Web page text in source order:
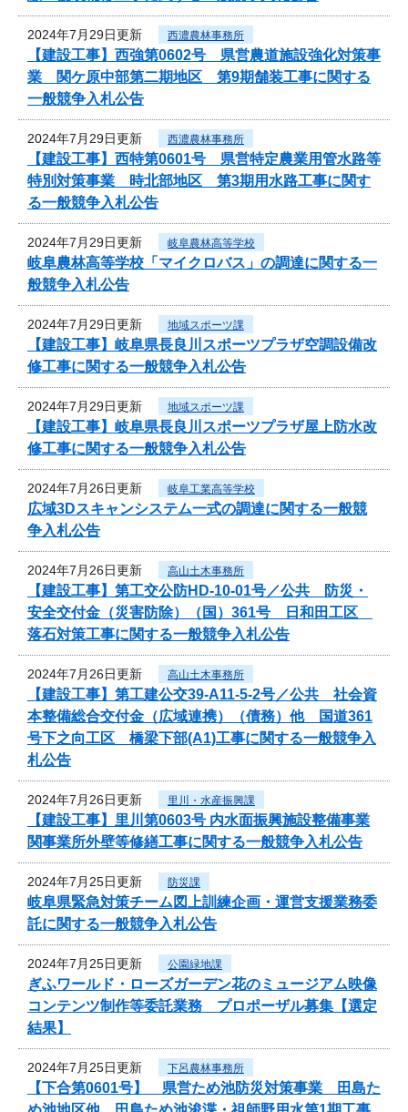
2024年7月29日更新 西濃農林事務所
【建設工事】西強第0602号 県営農道施設強化対策事
業 関ケ原中部第二期地区 第9期舗装工事に関する
一般競争入札公告
2024年7月29日更新 西濃農林事務所
【建設工事】西特第0601号 県営特定農業用管水路等
特別対策事業 時北部地区 第3期用水路工事に関す
る一般競争入札公告
2024年7月29日更新 岐阜農林高等学校
岐阜農林高等学校「マイクロバス」の調達に関する一
般競争入札公告
2024年7月29日更新 地域スポーツ課
【建設工事】岐阜県長良川スポーツプラザ空調設備改
修工事に関する一般競争入札公告
2024年7月29日更新 地域スポーツ課
【建設工事】岐阜県長良川スポーツプラザ屋上防水改
修工事に関する一般競争入札公告
2024年7月26日更新 岐阜工業高等学校
広域3Dスキャンシステム一式の調達に関する一般競
争入札公告
2024年7月26日更新 高山土木事務所
【建設工事】第工交公防HD-10-01号／公共 防災・
安全交付金（災害防除）（国）361号 日和田工区
落石対策工事に関する一般競争入札公告
2024年7月26日更新 高山土木事務所
【建設工事】第工建公交39-A11-5-2号／公共 社会資
本整備総合交付金（広域連携）（債務）他 国道361
号下之向工区 橋梁下部(A1)工事に関する一般競争入
札公告
2024年7月26日更新 里川・水産振興課
【建設工事】里川第0603号 内水面振興施設整備事業
関事業所外壁等修繕工事に関する一般競争入札公告
2024年7月25日更新 防災課
岐阜県緊急対策チーム図上訓練企画・運営支援業務委
託に関する一般競争入札公告
2024年7月25日更新 公園緑地課
ぎふワールド・ローズガーデン花のミュージアム映像
コンテンツ制作等委託業務 プロポーザル募集【選定
結果】
2024年7月25日更新 下呂農林事務所
【下合第0601号】 県営ため池防災対策事業 田島た